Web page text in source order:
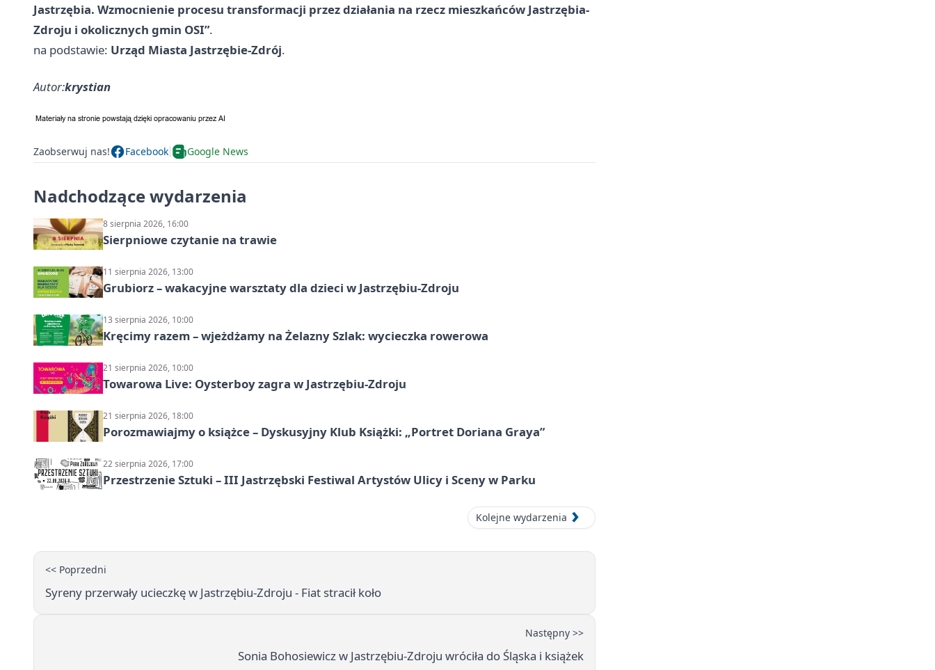
Jastrzębia. Wzmocnienie procesu transformacji przez działania na rzecz mieszkańców Jastrzębia-
Zdroju i okolicznych gmin OSI”.
na podstawie: Urząd Miasta Jastrzębie-Zdrój.
Autor:krystian
Zaobserwuj nas! Facebook Google News
Nadchodzące wydarzenia
8 sierpnia 2026, 16:00
Sierpniowe czytanie na trawie
11 sierpnia 2026, 13:00
Grubiorz – wakacyjne warsztaty dla dzieci w Jastrzębiu-Zdroju
13 sierpnia 2026, 10:00
Kręcimy razem – wjeżdżamy na Żelazny Szlak: wycieczka rowerowa
21 sierpnia 2026, 10:00
Towarowa Live: Oysterboy zagra w Jastrzębiu-Zdroju
21 sierpnia 2026, 18:00
Porozmawiajmy o książce – Dyskusyjny Klub Książki: „Portret Doriana Graya”
22 sierpnia 2026, 17:00
Przestrzenie Sztuki – III Jastrzębski Festiwal Artystów Ulicy i Sceny w Parku
Kolejne wydarzenia
<< Poprzedni
Syreny przerwały ucieczkę w Jastrzębiu-Zdroju - Fiat stracił koło
Następny >>
Sonia Bohosiewicz w Jastrzębiu-Zdroju wróciła do Śląska i książek